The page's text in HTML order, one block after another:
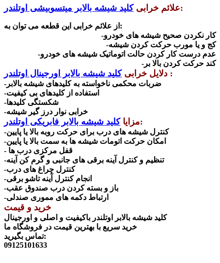
علائم خرابیکلید شیشه بالابر میتسوبیشی اوتلندر :
از علائم خرابی این قطعه می توان به:
-کار نکردن صحیح شیشه های خودرو
-کج و یا مورب حرکت کردن شیشه
-عدم درست کار کردن حالت اتوماتیک شیشه های خودرو
-کند حرکت کردن بالا بر
دلایل خرابیکلید شیشه بالابر اورجینال اوتلندر :
-استفاده ازکلیدهای بی کیفیت
-خرابی نوار درز گیر شیشه
مزایاکلید شیشه بالابر فابریکی اوتلندر :
-کنترل شیشه های درب برای حرکت روبه بالا یا پایین
-امکان حرکت اتومات شیشه ها به سمت بالا یا پایین
- قفل مرکزی درب ها
-تنظیم و کنترل آینه برقی های جانبی و گرم کن آینه
-کنترل چراغ های درب
-انجام کنترل آینه تاشو برقی
-باز و بسته کردن درب صندوق عقب
-ارتباط دکمه های مموری صندلی
کلید شیشه بالابر اوتلندر باکیفیت و اصلی و اورجینال
خرید سریع با بهترین قیمت در فروشگاه ما
تماس بگیرید:
09125101633